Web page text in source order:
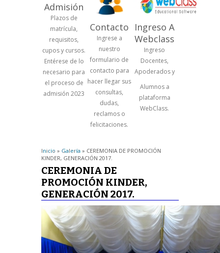
Admisión
Plazos de
matrícula,
requisitos,
cupos y cursos.
Entérese de lo
necesario para
el proceso de
admisión 2023
Contacto
Ingrese a
nuestro
formulario de
contacto para
hacer llegar sus
consultas,
dudas,
reclamos o
felicitaciones.
Ingreso A
Webclass
Ingreso
Docentes,
Apoderados y
Alumnos a
plataforma
WebClass.
Inicio » Galería » CEREMONIA DE PROMOCIÓN
KINDER, GENERACIÓN 2017.
CEREMONIA DE
PROMOCIÓN KINDER,
GENERACIÓN 2017.